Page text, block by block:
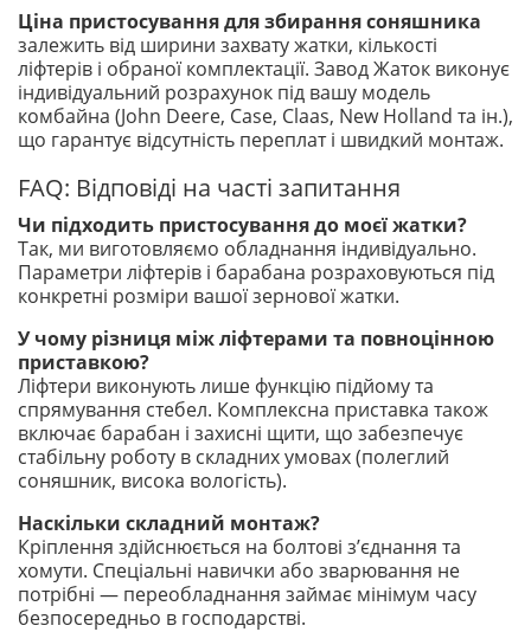
Ціна пристосування для збирання соняшника
залежить від ширини захвату жатки, кількості
ліфтерів і обраної комплектації. Завод Жаток виконує
індивідуальний розрахунок під вашу модель
комбайна (John Deere, Case, Claas, New Holland та ін.),
що гарантує відсутність переплат і швидкий монтаж.
FAQ: Відповіді на часті запитання
Чи підходить пристосування до моєї жатки?
Так, ми виготовляємо обладнання індивідуально.
Параметри ліфтерів і барабана розраховуються під
конкретні розміри вашої зернової жатки.
У чому різниця між ліфтерами та повноцінною
приставкою?
Ліфтери виконують лише функцію підйому та
спрямування стебел. Комплексна приставка також
включає барабан і захисні щити, що забезпечує
стабільну роботу в складних умовах (полеглий
соняшник, висока вологість).
Наскільки складний монтаж?
Кріплення здійснюється на болтові з’єднання та
хомути. Спеціальні навички або зварювання не
потрібні — переобладнання займає мінімум часу
безпосередньо в господарстві.